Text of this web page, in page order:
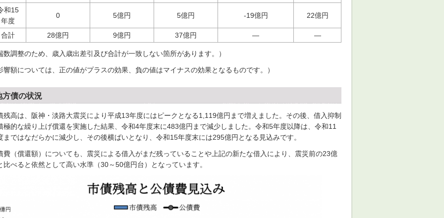
和15
年度
0 5億円 5億円 -19億円 22億円
合計 28億円 9億円 37億円 ― ―
数調整のため、歳入歳出差引及び合計が一致しない箇所があります。）
響額については、正の値がプラスの効果、負の値はマイナスの効果となるものです。）
方債の状況
残高は、阪神・淡路大震災により平成13年度にはピークとなる1,119億円まで増えました。その後、借入抑制
極的な繰り上げ償還を実施した結果、令和4年度末に483億円まで減少しました。令和5年度以降は、令和11
まではなだらかに減少し、その後横ばいとなり、令和15年度末には295億円となる見込みです。
費（償還額）についても、震災による借入がまだ残っていることや上記の新たな借入により、震災前の23億
比べると依然として高い水準（30～50億円台）となっています。